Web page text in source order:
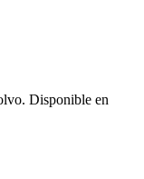
Disponible en